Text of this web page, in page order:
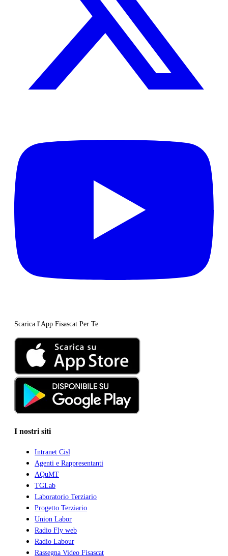
Scarica l'App Fisascat Per Te
I nostri siti
Intranet Cisl
Agenti e Rappresentanti
AQuMT
TGLab
Laboratorio Terziario
Progetto Terziario
Union Labor
Radio Fly web
Radio Labour
Rassegna Video Fisascat